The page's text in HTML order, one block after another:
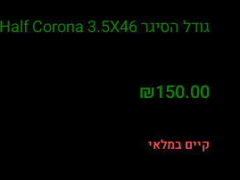
גודל הסיגר Half Corona 3.5X46
₪150.00
קיים במלאי